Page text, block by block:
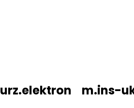
urz.elektron m.ins-